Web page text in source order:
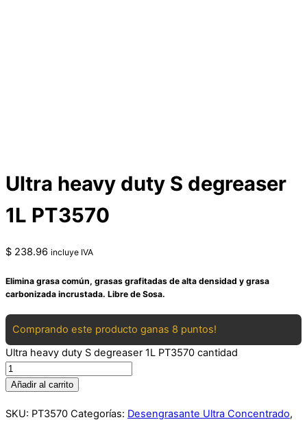
Ultra heavy duty S degreaser
1L PT3570
$ 238.96 incluye IVA
Elimina grasa común, grasas grafitadas de alta densidad y grasa
carbonizada incrustada. Libre de Sosa.
Comprando este producto ganas 8 puntos!
Ultra heavy duty S degreaser 1L PT3570 cantidad
Añadir al carrito
SKU: PT3570 Categorías: Desengrasante Ultra Concentrado,